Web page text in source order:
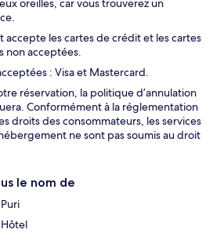
oreilles, car vous trouverez un
les cartes de crédit et les cartes
non acceptées.
: Visa et Mastercard.
réservation, la politique d’annulation
Conformément à la réglementation
droits des consommateurs, les services
ne sont pas soumis au droit
le nom de
Hôtel